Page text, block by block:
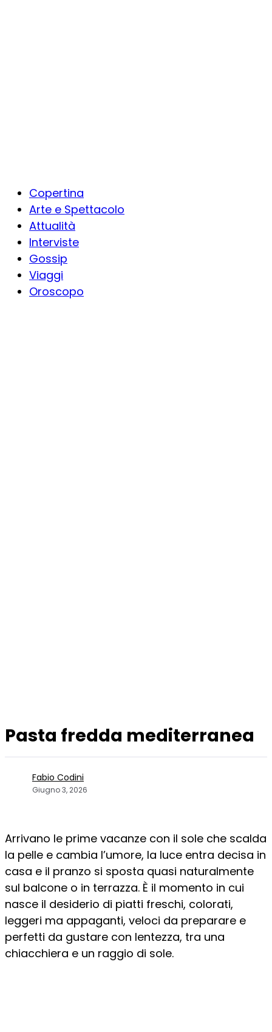
Copertina
Arte e Spettacolo
Attualità
Interviste
Gossip
Viaggi
Oroscopo
Pasta fredda mediterranea
Fabio Codini
Giugno 3, 2026
Arrivano le prime vacanze con il sole che scalda
la pelle e cambia l’umore, la luce entra decisa in
casa e il pranzo si sposta quasi naturalmente
sul balcone o in terrazza. È il momento in cui
nasce il desiderio di piatti freschi, colorati,
leggeri ma appaganti, veloci da preparare e
perfetti da gustare con lentezza, tra una
chiacchiera e un raggio di sole.